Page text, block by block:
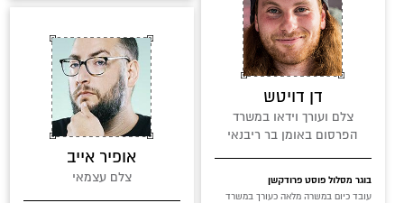
דן דויטש
צלם ועורך וידאו במשרד
הפרסום באומן בר ריבנאי
בוגר מסלול פוסט פרודקשן
עובד כיום במשרה מלאה כעורך במשרד
אופיר אייב
צלם עצמאי